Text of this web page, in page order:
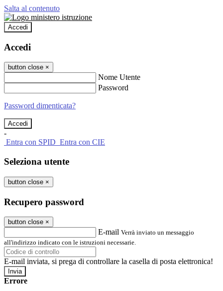
Salta al contenuto
Accedi
Accedi
button close ×
Nome Utente
Password
Password dimenticata?
-
Entra con SPID Entra con CIE
Seleziona utente
button close ×
Recupero password
button close ×
E-mail Verrà inviato un messaggio
all'indirizzo indicato con le istruzioni necessarie.
E-mail inviata, si prega di controllare la casella di posta elettronica!
Errore